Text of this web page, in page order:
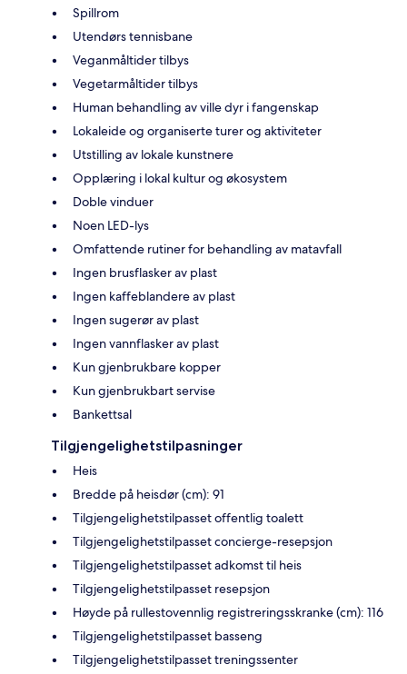
Spillrom
Utendørs tennisbane
Veganmåltider tilbys
Vegetarmåltider tilbys
Human behandling av ville dyr i fangenskap
Lokaleide og organiserte turer og aktiviteter
Utstilling av lokale kunstnere
Opplæring i lokal kultur og økosystem
Doble vinduer
Noen LED-lys
Omfattende rutiner for behandling av matavfall
Ingen brusflasker av plast
Ingen kaffeblandere av plast
Ingen sugerør av plast
Ingen vannflasker av plast
Kun gjenbrukbare kopper
Kun gjenbrukbart servise
Bankettsal
Tilgjengelighetstilpasninger
Heis
Bredde på heisdør (cm): 91
Tilgjengelighetstilpasset offentlig toalett
Tilgjengelighetstilpasset concierge-resepsjon
Tilgjengelighetstilpasset adkomst til heis
Tilgjengelighetstilpasset resepsjon
Høyde på rullestovennlig registreringsskranke (cm): 116
Tilgjengelighetstilpasset basseng
Tilgjengelighetstilpasset treningssenter